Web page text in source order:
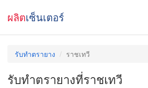
ผลิตเซ็นเตอร์
รับทำตรายาง ราชเทวี
รับทำตรายางที่ราชเทวี